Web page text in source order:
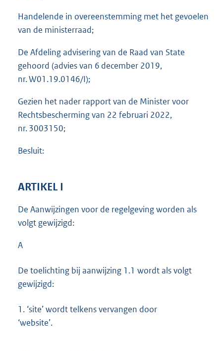
,
b
Handelende in overeenstemming met het gevoelen
van de ministerraad;
De Afdeling advisering van de Raad van State
gehoord (advies van 6 december 2019,
nr. W01.19.0146/I);
Gezien het nader rapport van de Minister voor
Rechtsbescherming van 22 februari 2022,
nr. 3003150;
Besluit:
ARTIKEL I
De Aanwijzingen voor de regelgeving worden als
volgt gewijzigd:
A
De toelichting bij aanwijzing 1.1 wordt als volgt
gewijzigd:
1. ‘site’ wordt telkens vervangen door
‘website’.